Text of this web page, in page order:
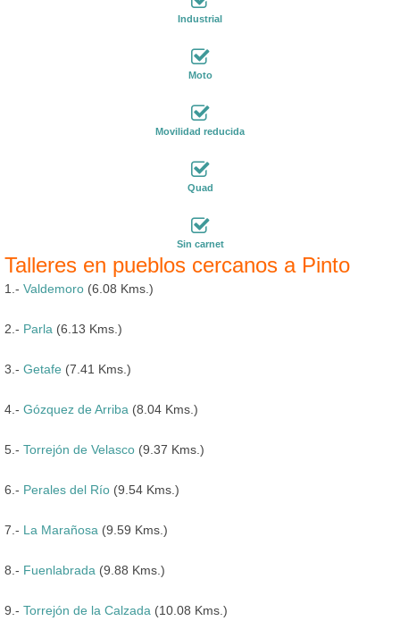
Industrial
Moto
Movilidad reducida
Quad
Sin carnet
Talleres en pueblos cercanos a Pinto
1.- Valdemoro (6.08 Kms.)
2.- Parla (6.13 Kms.)
3.- Getafe (7.41 Kms.)
4.- Gózquez de Arriba (8.04 Kms.)
5.- Torrejón de Velasco (9.37 Kms.)
6.- Perales del Río (9.54 Kms.)
7.- La Marañosa (9.59 Kms.)
8.- Fuenlabrada (9.88 Kms.)
9.- Torrejón de la Calzada (10.08 Kms.)